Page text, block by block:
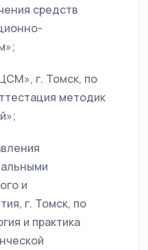
средств
г. Томск, по
методик
и
г. Томск, по
и практика